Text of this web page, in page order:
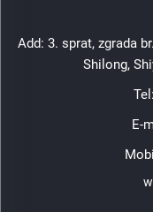
Add: 3. sprat, zgrada
Shilong,
Tel:
E-